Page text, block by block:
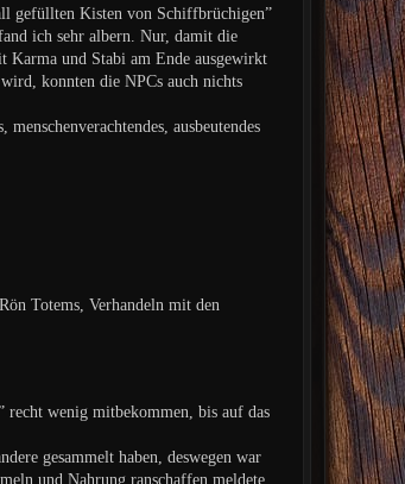
gefüllten Kisten von Schiffbrüchigen”
ich sehr albern. Nur, damit die
Karma und Stabi am Ende ausgewirkt
konnten die NPCs auch nichts
ausbeutendes
Totems, Verhandeln mit den
recht wenig mitbekommen, bis auf das
gesammelt haben, deswegen war
und Nahrung ranschaffen meldete